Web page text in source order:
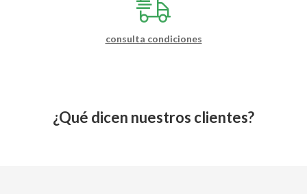
consulta condiciones
¿Qué dicen nuestros clientes?